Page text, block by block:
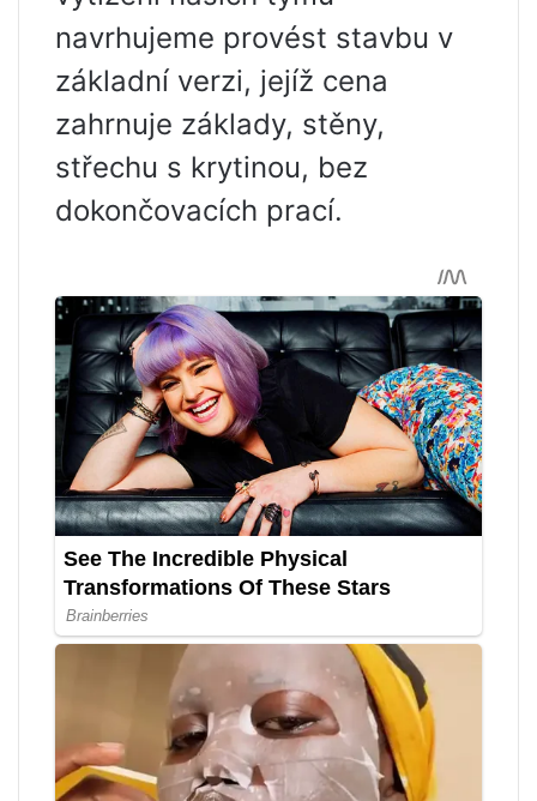
navrhujeme provést stavbu v
základní verzi, jejíž cena
zahrnuje základy, stěny,
střechu s krytinou, bez
dokončovacích prací.